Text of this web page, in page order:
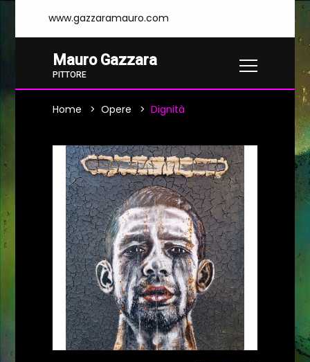
www.gazzaramauro.com
Mauro Gazzara
PITTORE
Home Opere Dignità